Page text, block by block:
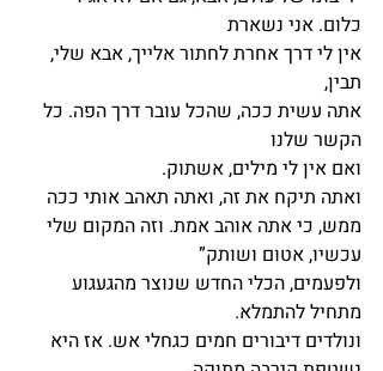
כלום. אני נשארת
אין לי דרך אחרת לחתור אלייך, אבא שלי,
תבין,
אתה עשית ככה, שהכל עובר דרך הפה. כל
הקשר שלנו
ואם אין לי מילים, אשתוק.
ואתה תיקח את זה, ואתה תאהב אותי ככה
ממש, כי אתה אוהב אמת. וזה המקום שלי
עכשיו, אטום ושותק”
ולפעמים, הכלי החדש שנוצר מהגעגוע
מתחיל להתמלא.
ונולדים דיבורים חמים כגחלי אש. אז היא